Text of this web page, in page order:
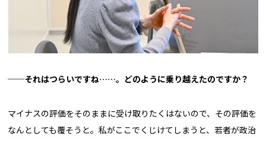
──それはつらいですね……。どのように乗り越えたのですか？
マイナスの評価をそのままに受け取りたくはないので、その評価を
なんとしても覆そうと。私がここでくじけてしまうと、若者が政治